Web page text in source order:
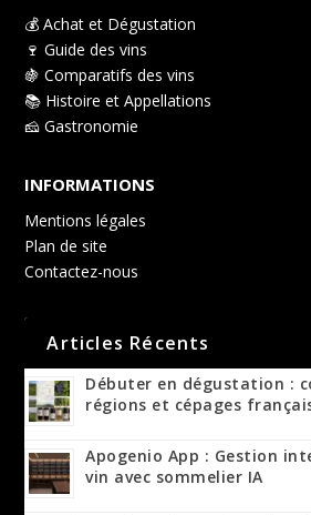
💰 Achat et Dégustation
🍷 Guide des vins
🍇 Comparatifs des vins
📚 Histoire et Appellations
🧀 Gastronomie
INFORMATIONS
Mentions légales
Plan de site
Contactez-nous
Articles Récents
Débuter en dégustation :
régions et cépages
Apogenio App : Gestion
vin avec sommelier IA